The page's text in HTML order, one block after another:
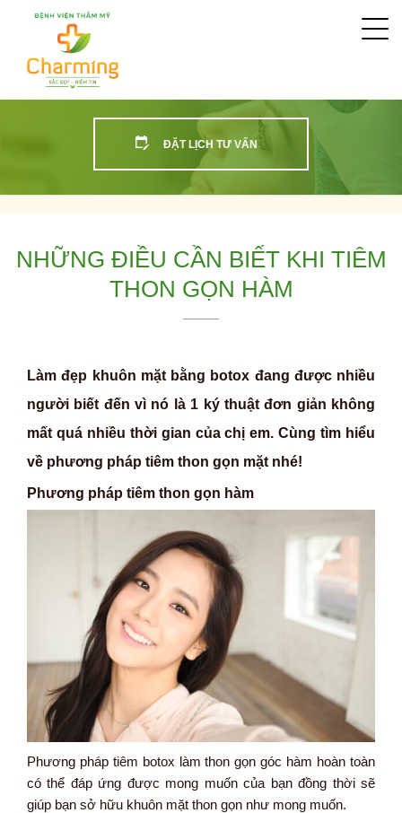
ĐẶT LỊCH TƯ VẤN
NHỮNG ĐIỀU CẦN BIẾT KHI TIÊM
THON GỌN HÀM
Làm đẹp khuôn mặt bằng botox đang được nhiều
người biết đến vì nó là 1 ký thuật đơn giản không
mất quá nhiều thời gian của chị em. Cùng tìm hiểu
về phương pháp tiêm thon gọn mặt nhé!
Phương pháp tiêm thon gọn hàm
Phương pháp tiêm botox làm thon gọn góc hàm hoàn toàn
có thể đáp ứng được mong muốn của bạn đồng thời sẽ
giúp bạn sở hữu khuôn mặt thon gọn như mong muốn.